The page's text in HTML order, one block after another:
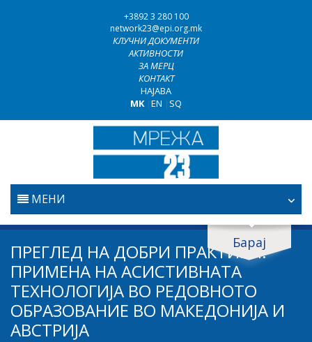
+3892 3 280 100
network23@epi.org.mk
КЛУЧНИ ДОКУМЕНТИ
АКТИВНОСТИ
ЗА МЕРЦ
КОНТАКТ
НАЈАВА
MK|EN | SQ
МЕНИ
ПОЧЕТНА
ПРАВОСУДСТВО
БОРБА ПРОТИВ КОРУПЦИЈАТА
ТЕМЕЛНИ ПРАВА
Барај
Барај документи
Барај
Област / подрачје
ПРЕГЛЕД НА ДОБРИ ПРАКТИКИ:
ПРИМЕНА НА АСИСТИВНАТА
ТЕХНОЛОГИЈА ВО РЕДОВНОТО
ОБРАЗОВАНИЕ ВО МАКЕДОНИЈА И
АВСТРИЈА